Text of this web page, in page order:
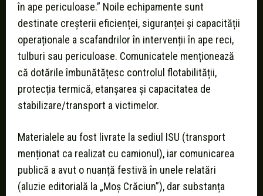
în ape periculoase.” Noile echipamente sunt
destinate creșterii eficienței, siguranței și capacității
operaționale a scafandrilor în intervenții în ape reci,
tulburi sau periculoase. Comunicatele menționează
că dotările îmbunătățesc controlul flotabilității,
protecția termică, etanșarea şi capacitatea de
stabilizare/transport a victimelor.
Materialele au fost livrate la sediul ISU (transport
menționat ca realizat cu camionul), iar comunicarea
publică a avut o nuanță festivă în unele relatări
(aluzie editorială la „Moș Crăciun”), dar substanța